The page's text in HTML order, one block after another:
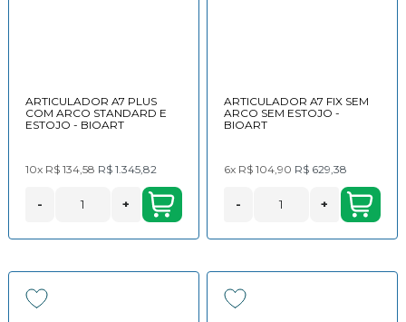
ARTICULADOR A7 PLUS
COM ARCO STANDARD E
ESTOJO - BIOART
10x R$ 134,58 R$ 1.345,82
- +
ARTICULADOR A7 FIX SEM
ARCO SEM ESTOJO -
BIOART
6x R$ 104,90 R$ 629,38
- +